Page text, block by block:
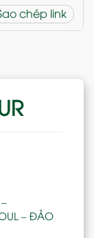
chép link
– ĐẢO